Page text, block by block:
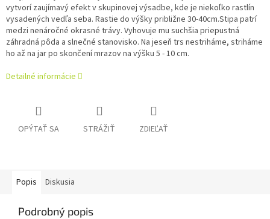
vytvorí zaujímavý efekt v skupinovej výsadbe, kde je niekoľko rastlín
vysadených vedľa seba. Rastie do výšky približne 30-40cm.Stipa patrí
medzi nenáročné okrasné trávy. Vyhovuje mu suchšia priepustná
záhradná pôda a slnečné stanovisko. Na jeseň trs nestriháme, striháme
ho až na jar po skončení mrazov na výšku 5 - 10 cm.
Detailné informácie
OPÝTAŤ SA STRÁŽIŤ ZDIEĽAŤ
Popis Diskusia
Podrobný popis